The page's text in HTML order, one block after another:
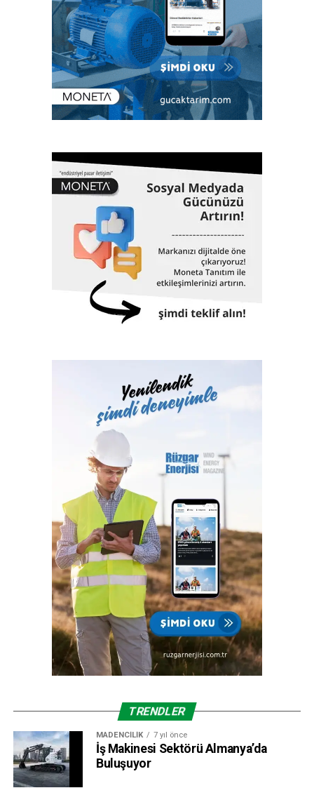
DynamiX aktif harmonik filtreler akım ve gerilim
kirliliklerine son veriyor
DynamiX ile özellikle harmonik üreten yükleri filtreleyerek
gemi içi enerji sisteminin harmonik akımlardan kaynaklı
harmonik gerilimlere maruz kalmasını önlemeye yardımcı
olduklarını belirten Dr. Tutku Büyükdeğirmenci, “Harmonik
sisteminde rezonanslar oluşmasına, yangın ve enerji
kesintisi risklerine yol açabiliyor. Denizcilik sektörü bu gibi
bozucu etkilerden kurtulmak için DVN tarafından yayınlanan
standartlara tabidir. Bu standartlar gemi içerisinde en kötü
harmonik yük koşulları altında bara gerilimi harmoniğinin
toplamda yüzde 8, her bir harmonik için ise ayrı ayrı yüzde
5’i geçmemesini zorunlu kılıyor. Aksi durumda, kablolarda
ve baralarda aşırı ısınma, izolasyon malzemelerinin
erimesi, kısa devre ve enerji kesintisi gibi sonuçlar
doğabiliyor. Bizse DynamiX ile tüm bu sorunların önüne
uyumluluğunu sağlıyoruz.” açıklamasında bulundu.
Denizcilik sektöründe gelişmiş ülkelerden yoğun talep
Yeniliklerin öncüsü Elektra Elektronik, rezonans korumasına
sahip ve üç seviyeli evirici topolojisi ile yüksek verim ve
performans sunan ürünleriyle denizcilik sektöründe
rakiplerinden ayrışıyor. DynamiX aktif harmonik filtreler
ülkemizin yanı sıra tersane ve gemi inşasının endüstri
olarak geliştiği Norveç, Çin, Hırvatistan ve İtalya gibi
ülkelerde de yoğun talep görüyor.
Denizcilik sektöründe aktif harmonik filtre boyutlandırması
yapılabilmesi için gemi içi enerji sisteminin çok iyi analiz
edilmesi gerektiğini belirten Büyükdeğirmenci, “Bu noktada
enerji sistemi kararlılığı, kısa devre akım ve sistem
empedansı gibi hesapları doğru yapabilmek çok önemli.
Aktif harmonik filtrenin gücü ve hangi noktaya nasıl
uygulanacağı bu analizler sonucunda ortaya çıkıyor.
Dolayısıylagemi içi enerji sistemini iyi analiz
mühendislik hizmeti verebilecek firmalarla çalışılması
TRENDLER
MADENCILIK 7 yıl önce
İş Makinesi Sektörü Almanya’da
Buluşuyor